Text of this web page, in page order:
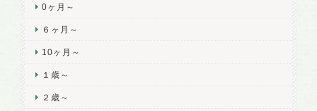
0ヶ月～
６ヶ月～
10ヶ月～
１歳～
２歳～